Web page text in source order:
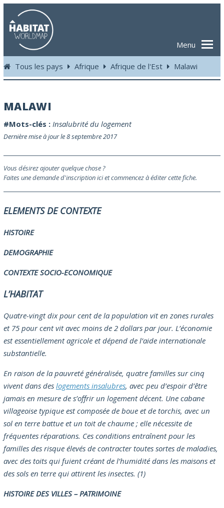
Menu
Tous les pays Afrique Afrique de l'Est Malawi
MALAWI
#Mots-clés : Insalubrité du logement
Dernière mise à jour le 8 septembre 2017
Vous désirez ajouter quelque chose ?
Faites une demande d'inscription ici et commencez à éditer cette fiche.
ELEMENTS DE CONTEXTE
HISTOIRE
DEMOGRAPHIE
CONTEXTE SOCIO-ECONOMIQUE
L’HABITAT
Quatre-vingt dix pour cent de la population vit en zones rurales
et 75 pour cent vit avec moins de 2 dollars par jour. L’économie
est essentiellement agricole et dépend de l’aide internationale
substantielle.
En raison de la pauvreté généralisée, quatre familles sur cinq
vivent dans des logements insalubres, avec peu d’espoir d’être
jamais en mesure de s’offrir un logement décent. Une cabane
villageoise typique est composée de boue et de torchis, avec un
sol en terre battue et un toit de chaume ; elle nécessite de
fréquentes réparations. Ces conditions entraînent pour les
familles des risque élevés de contracter toutes sortes de maladies,
avec des toits qui fuient créant de l’humidité dans les maisons et
des sols en terre qui attirent les insectes. (1)
HISTOIRE DES VILLES – PATRIMOINE